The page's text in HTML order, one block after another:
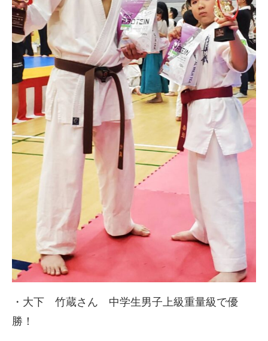
・大下 竹蔵さん 中学生男子上級重量級で優
勝！